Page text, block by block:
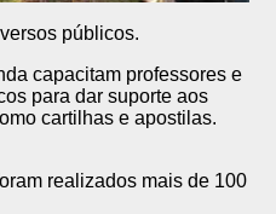
públicos.
capacitam professores e
para dar suporte aos
cartilhas e apostilas.
realizados mais de 100